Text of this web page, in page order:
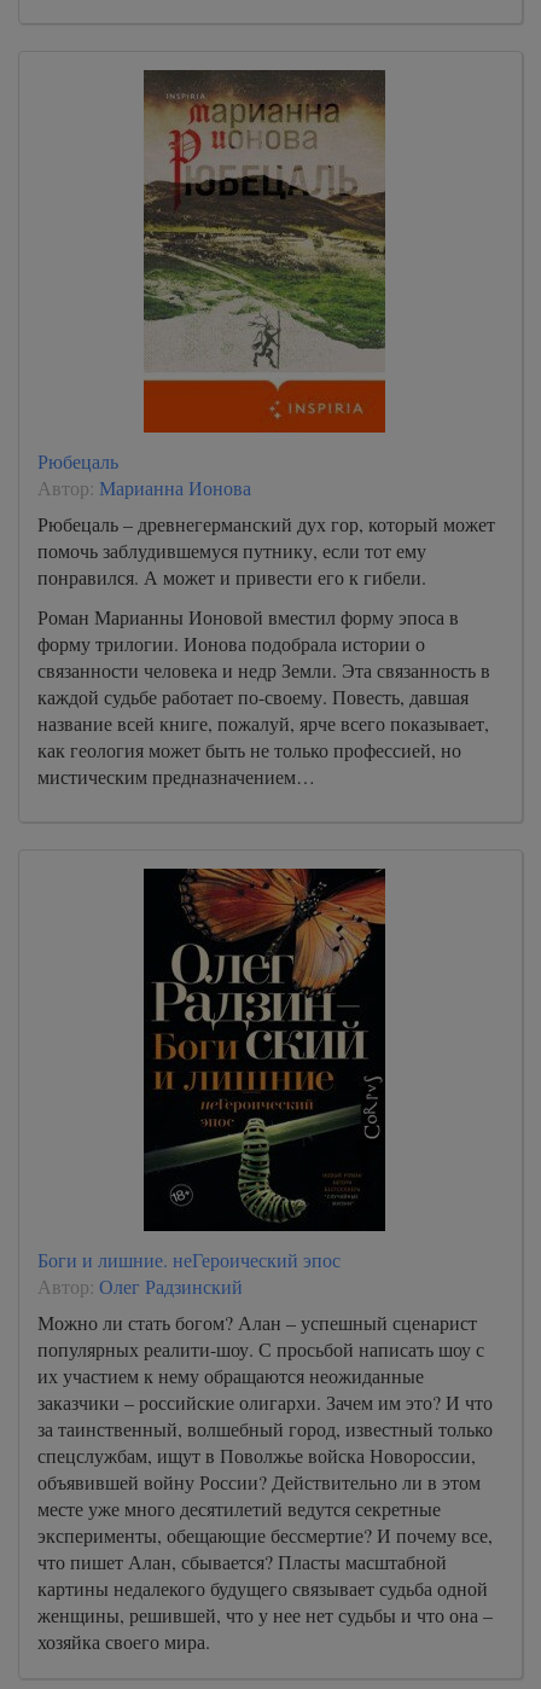
Рюбецаль
Автор: Марианна Ионова
Рюбецаль – древнегерманский дух гор, который может
помочь заблудившемуся путнику, если тот ему
понравился. А может и привести его к гибели.
Роман Марианны Ионовой вместил форму эпоса в
форму трилогии. Ионова подобрала истории о
связанности человека и недр Земли. Эта связанность в
каждой судьбе работает по-своему. Повесть, давшая
название всей книге, пожалуй, ярче всего показывает,
как геология может быть не только профессией, но
мистическим предназначением…
Боги и лишние. неГероический эпос
Автор: Олег Радзинский
Можно ли стать богом? Алан – успешный сценарист
популярных реалити-шоу. С просьбой написать шоу с
их участием к нему обращаются неожиданные
заказчики – российские олигархи. Зачем им это? И что
за таинственный, волшебный город, известный только
спецслужбам, ищут в Поволжье войска Новороссии,
объявившей войну России? Действительно ли в этом
месте уже много десятилетий ведутся секретные
эксперименты, обещающие бессмертие? И почему все,
что пишет Алан, сбывается? Пласты масштабной
картины недалекого будущего связывает судьба одной
женщины, решившей, что у нее нет судьбы и что она –
хозяйка своего мира.